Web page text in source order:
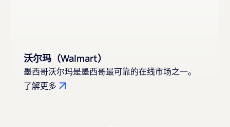
沃尔玛（Walmart）
墨西哥沃尔玛是墨西哥最可靠的在线市场之一。
了解更多